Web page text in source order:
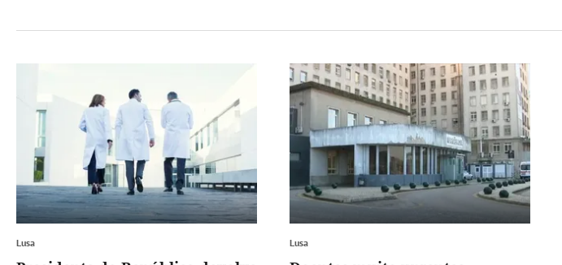
Lusa Lusa